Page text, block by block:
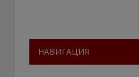
НАВИГАЦИЯ